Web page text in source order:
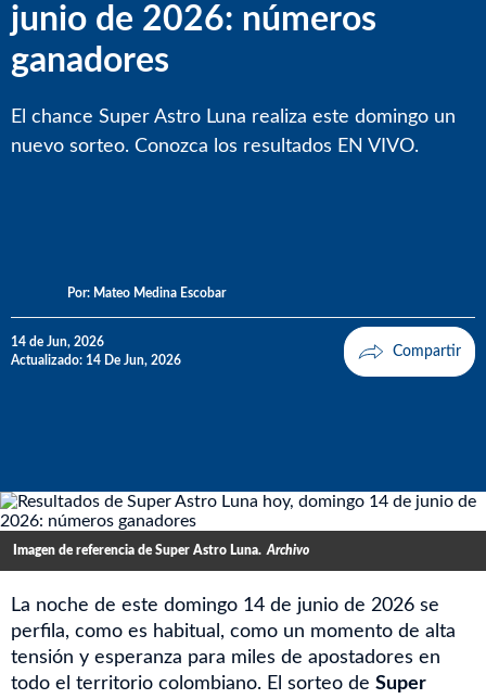
junio de 2026: números
ganadores
El chance Super Astro Luna realiza este domingo un
nuevo sorteo. Conozca los resultados EN VIVO.
Por: Mateo Medina Escobar
14 de Jun, 2026
Actualizado: 14 De Jun, 2026
Imagen de referencia de Super Astro Luna. Archivo
La noche de este domingo 14 de junio de 2026 se
perfila, como es habitual, como un momento de alta
tensión y esperanza para miles de apostadores en
todo el territorio colombiano. El sorteo de Super